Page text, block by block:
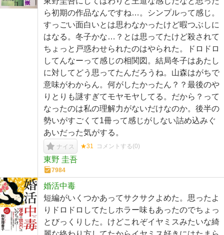
ら初期の作品なんですね…。シンプルって感じ。
すっごい面白いとは思わなかったけど暇つぶしに
はなる。冬子かな…？とは思ってたけど殺されて
ちょっと戸惑わせられたのはやられた。ドロドロ
してんなーって感じの相関図。結局冬子はあたし
に対してどう思ってたんだろうね。山森はがちで
意味がわからん。何がしたかったん？？最後のや
りとりも謎すぎてモヤモヤしてる。だから？って
なったのは私の理解力がないだけなのか。後半の
勢いがすごくて1冊って感じがしない詰め込みぐ
あいだった気がする。
ナイス ★31 コメントする(0)
東野 圭吾
7984
婚活中毒
短編がいくつかあってサクサクよめた。思ったよ
りドロドロしてたしホラー味もあったのでちょっ
とびっくりした。けどこれぞイヤミスみたいな綺